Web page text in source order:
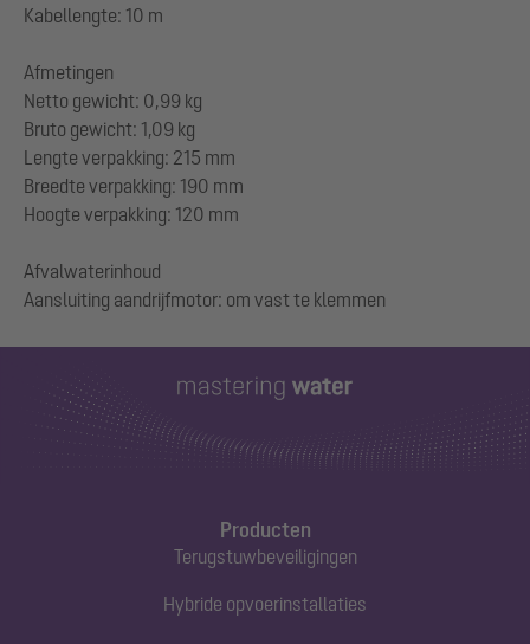
Kabellengte: 10 m
Afmetingen
Netto gewicht: 0,99 kg
Bruto gewicht: 1,09 kg
Lengte verpakking: 215 mm
Breedte verpakking: 190 mm
Hoogte verpakking: 120 mm
Afvalwaterinhoud
Producten
Terugstuwbeveiligingen
Hybride opvoerinstallaties